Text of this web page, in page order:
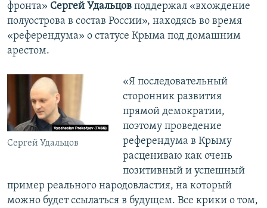
фронта» Сергей Удальцов поддержал «вхождение
полуострова в состав России», находясь во время
«референдума» о статусе Крыма под домашним
арестом.
Сергей Удальцов
«Я последовательный
сторонник развития
прямой демократии,
поэтому проведение
референдума в Крыму
расцениваю как очень
позитивный и успешный
пример реального народовластия, на который
можно будет ссылаться в будущем. Все крики о том,